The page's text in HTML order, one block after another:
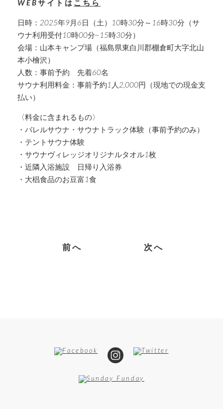
WEBサイトは こちら
日時：2025年9月6日（土）10時30分～16時30分（サ
ウナ利用受付10時00分~15時30分）
会場：山本キャンプ場（福島県東白川郡棚倉町大字北山
本小檜沢）
人数：事前予約 先着60名
サウナ利用料金：事前予約1人2,000円（現地での現金支
払い）
〈料金に含まれるもの〉
・バレルサウナ・サウナトラック体験（事前予約のみ）
・テントサウナ体験
・サウナヴィレッジオリジナルタオル1枚
・近隣入浴施設 日帰り入浴券
・大椙食品のお豆富1食
前へ 次へ